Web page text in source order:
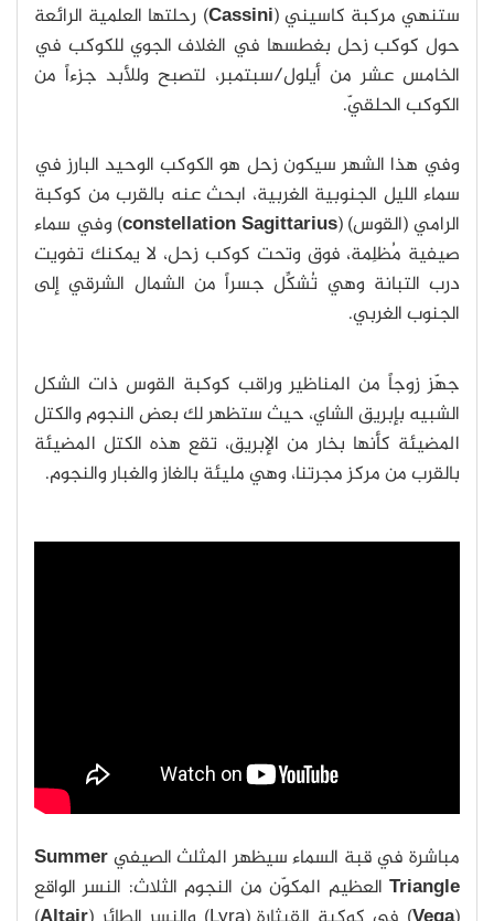
ستنهي مركبة كاسيني (Cassini) رحلتها العلمية الرائعة
حول كوكب زحل بغطسها في الغلاف الجوي للكوكب في
الخامس عشر من أيلول/سبتمبر، لتصبح وللأبد جزءاً من
الكوكب الحلقيّ.
وفي هذا الشهر سيكون زحل هو الكوكب الوحيد البارز في
سماء الليل الجنوبية الغربية، ابحث عنه بالقرب من كوكبة
الرامي (القوس) (constellation Sagittarius) وفي سماء
صيفية مُظلِمة، فوق وتحت كوكب زحل، لا يمكنك تفويت
درب التبانة وهي تُشكِّل جسراً من الشمال الشرقي إلى
الجنوب الغربي.
جهّز زوجاً من المناظير وراقب كوكبة القوس ذات الشكل
الشبيه بإبريق الشاي، حيث ستظهر لك بعض النجوم والكتل
المضيئة كأنها بخار من الإبريق، تقع هذه الكتل المضيئة
بالقرب من مركز مجرتنا، وهي مليئة بالغاز والغبار والنجوم.
مباشرة في قبة السماء سيظهر المثلث الصيفيSummer
Triangle العظيم المكوّن من النجوم الثلاث: النسر الواقع